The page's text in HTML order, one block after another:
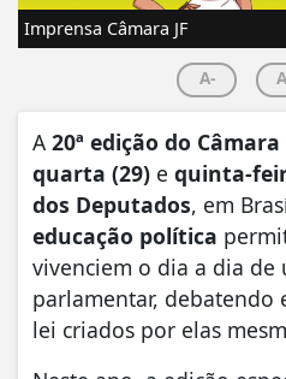
Imprensa Câmara JF
A-
A 20ª edição do
quarta (29) e quinta-
dos Deputados, em
educação política
vivenciem o dia a dia de
parlamentar, debatendo
lei criados por elas